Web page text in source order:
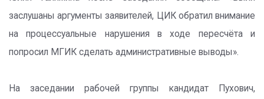
заслушаны аргументы заявителей, ЦИК обратил внимание
на процессуальные нарушения в ходе пересчёта и
попросил МГИК сделать административные выводы».
На заседании рабочей группы кандидат Пухович,